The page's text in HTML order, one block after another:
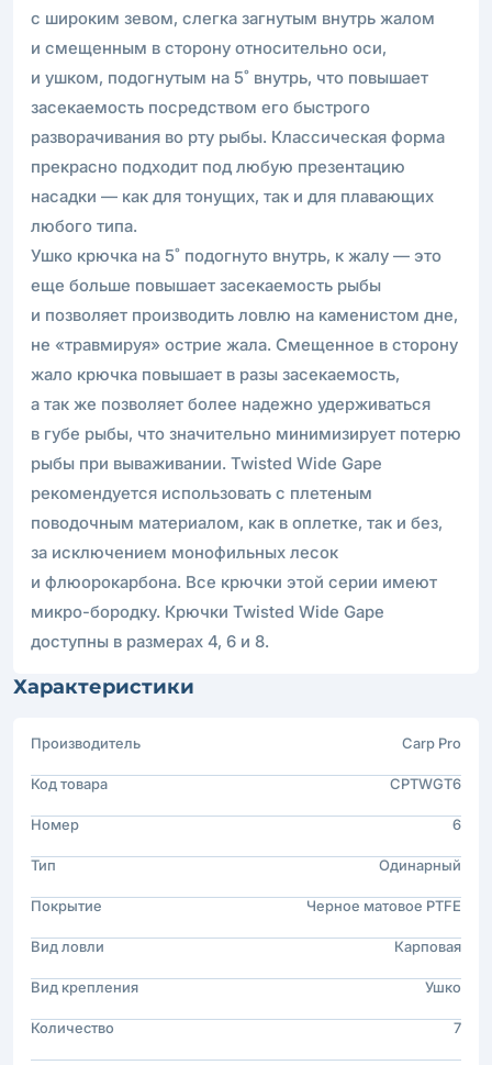
с широким зевом, слегка загнутым внутрь жалом
и смещенным в сторону относительно оси,
и ушком, подогнутым на 5˚ внутрь, что повышает
засекаемость посредством его быстрого
разворачивания во рту рыбы. Классическая форма
прекрасно подходит под любую презентацию
насадки — как для тонущих, так и для плавающих
любого типа.
Ушко крючка на 5˚ подогнуто внутрь, к жалу — это
еще больше повышает засекаемость рыбы
и позволяет производить ловлю на каменистом дне,
не «травмируя» острие жала. Смещенное в сторону
жало крючка повышает в разы засекаемость,
а так же позволяет более надежно удерживаться
в губе рыбы, что значительно минимизирует потерю
рыбы при вываживании. Twisted Wide Gape
рекомендуется использовать с плетеным
поводочным материалом, как в оплетке, так и без,
за исключением монофильных лесок
и флюорокарбона. Все крючки этой серии имеют
микро-бородку. Крючки Twisted Wide Gape
доступны в размерах 4, 6 и 8.
Характеристики
Производитель Carp Pro
Код товара CPTWGT6
Номер 6
Тип Одинарный
Покрытие Черное матовое PTFE
Вид ловли Карповая
Вид крепления Ушко
Количество 7